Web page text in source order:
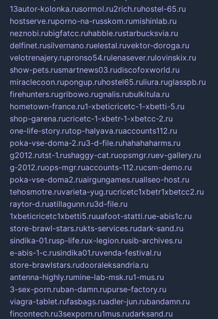
13autor-kolonka.rusormol.ru2rich.ruhostel-65.ru
hostserve.ruporno-na-russkom.rumishinlab.ru
neznobi.rubigfatcc.ruhabble.rustarbucksvia.ru
delfinet.rusilvernano.ruelestal.ruvektor-doroga.ru
velotrenajery.rupronso54.rulenasever.rulovinskix.ru
show-pets.rusmartnews03.rudiscofoxworld.ru
miraclecoon.rupongup.ruhostel65.ruliura.ruglasspb.ru
firehunters.rugribowo.rugnalis.rubulkitula.ru
hometown-france.ru1-xbeticricetc-1-xbetti-5.ru
shop-garena.rucricetc-1-xbetr-1-xbetcc-2.ru
one-life-story.rutop-halyava.ruaccounts112.ru
poka-vse-doma-2.ru3-d-file.ruhahahaharms.ru
g2012.rutst-1.rushaggy-cat.ruopsmgr.ruev-gallery.ru
g-2012.ruops-mgr.ruaccounts-112.rucsm-demo.ru
poka-vse-doma2.ruairgungames.ruallseo-host.ru
tehosmotre.ruvarieta-yug.rucricetc1xbetr1xbetcc2.ru
raytor-d.ruatillagunn.ru3d-file.ru
1xbeticricetc1xbetti5.ruuafoot-statti.rue-abis1c.ru
store-brawl-stars.rukts-services.rudark-sand.ru
sindika-01.rusp-life.rux-legion.rusib-archives.ru
e-abis-1-c.rusindika01.ruvenda-festival.ru
store-brawlstars.rudooraleksandria.ru
antenna-highly.rumine-lab-msk.ru1-mus.ru
3-sex-porn.ruban-damn.rupurse-factory.ru
viagra-tablet.rufasbags.ruadler-jun.rubandamn.ru
fincontech.ru3sexporn.ru1mus.rudarksand.ru